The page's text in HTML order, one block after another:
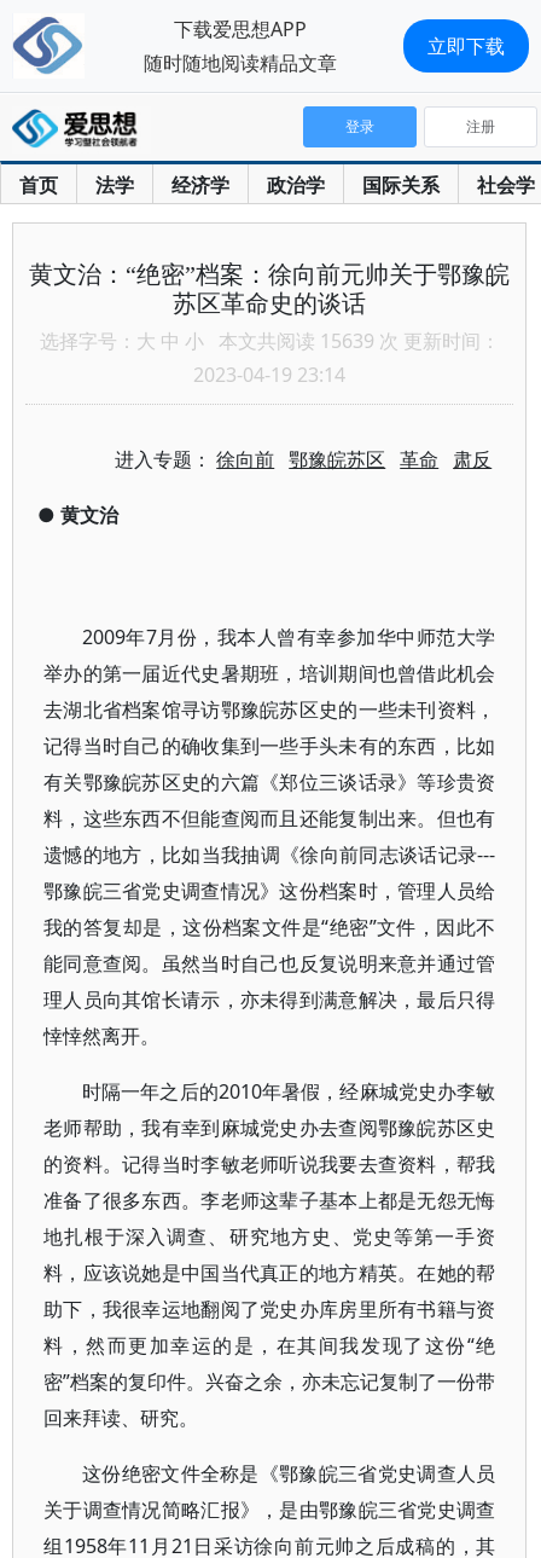
首页 法学 经济学 政治学 国际关系 社会学
登录 注册
黄文治：“绝密”档案：徐向前元帅关于鄂豫皖
苏区革命史的谈话
选择字号： 大 中 小 本文共阅读 15639 次 更新时间：
2023-04-19 23:14
进入专题：徐向前 鄂豫皖苏区 革命 肃反
● 黄文治
2009年7月份，我本人曾有幸参加华中师范大学
举办的第一届近代史暑期班，培训期间也曾借此机会
去湖北省档案馆寻访鄂豫皖苏区史的一些未刊资料，
记得当时自己的确收集到一些手头未有的东西，比如
有关鄂豫皖苏区史的六篇《郑位三谈话录》等珍贵资
料，这些东西不但能查阅而且还能复制出来。但也有
遗憾的地方，比如当我抽调《徐向前同志谈话记录---
鄂豫皖三省党史调查情况》这份档案时，管理人员给
我的答复却是，这份档案文件是“绝密”文件，因此不
能同意查阅。虽然当时自己也反复说明来意并通过管
理人员向其馆长请示，亦未得到满意解决，最后只得
悻悻然离开。
时隔一年之后的2010年暑假，经麻城党史办李敏
老师帮助，我有幸到麻城党史办去查阅鄂豫皖苏区史
的资料。记得当时李敏老师听说我要去查资料，帮我
准备了很多东西。李老师这辈子基本上都是无怨无悔
地扎根于深入调查、研究地方史、党史等第一手资
料，应该说她是中国当代真正的地方精英。在她的帮
助下，我很幸运地翻阅了党史办库房里所有书籍与资
料，然而更加幸运的是，在其间我发现了这份“绝
密”档案的复印件。兴奋之余，亦未忘记复制了一份带
回来拜读、研究。
这份绝密文件全称是《鄂豫皖三省党史调查人员
关于调查情况简略汇报》，是由鄂豫皖三省党史调查
组1958年11月21日采访徐向前元帅之后成稿的，其
下载爱思想APP
随时随地阅读精品文章
立即下载